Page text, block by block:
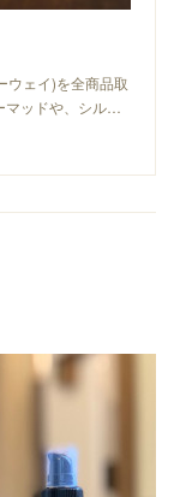
ウェイ)を全商品取
マッドや、シル…